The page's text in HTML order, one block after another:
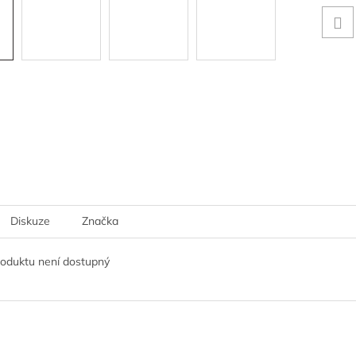
Diskuze Značka
není dostupný